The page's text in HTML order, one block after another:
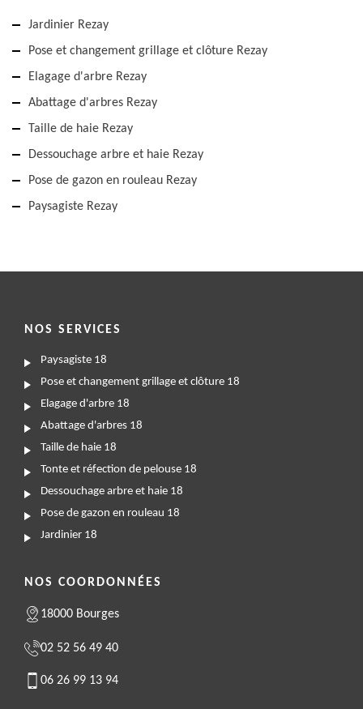
Jardinier Rezay
Pose et changement grillage et clôture Rezay
Elagage d'arbre Rezay
Abattage d'arbres Rezay
Taille de haie Rezay
Dessouchage arbre et haie Rezay
Pose de gazon en rouleau Rezay
Paysagiste Rezay
NOS SERVICES
Paysagiste 18
Pose et changement grillage et clôture 18
Elagage d'arbre 18
Abattage d'arbres 18
Taille de haie 18
Tonte et réfection de pelouse 18
Dessouchage arbre et haie 18
Pose de gazon en rouleau 18
Jardinier 18
NOS COORDONNÉES
18000 Bourges
02 52 56 49 40
06 26 99 13 94